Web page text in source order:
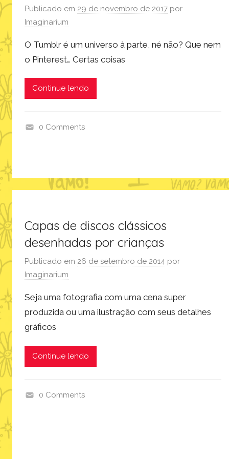
Publicado em 29 de novembro de 2017 por
Imaginarium
O Tumblr é um universo à parte, né não? Que nem
o Pinterest… Certas coisas
Continue lendo
p
a
ã
o
0 Comments
Capas de discos clássicos
desenhadas por crianças
Publicado em 26 de setembro de 2014 por
Imaginarium
Seja uma fotografia com uma cena super
produzida ou uma ilustração com seus detalhes
gráficos
Continue lendo
0 Comments